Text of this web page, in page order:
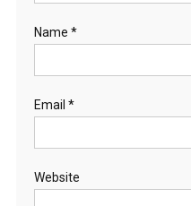
Name *
Email *
Website